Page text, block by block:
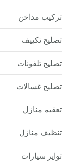
تركيب مداخن
تصليح تكييف
تصليح تلفونات
تصليح غسالات
تعقيم منازل
تنظيف منازل
تواير سيارات